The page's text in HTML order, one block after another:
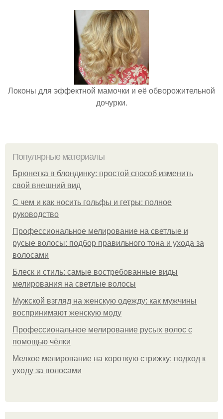
Локоны для эффектной мамочки и её обворожительной
дочурки.
Популярные материалы
Брюнетка в блондинку: простой способ изменить
свой внешний вид
С чем и как носить гольфы и гетры: полное
руководство
Профессиональное мелирование на светлые и
русые волосы: подбор правильного тона и ухода за
волосами
Блеск и стиль: самые востребованные виды
мелирования на светлые волосы
Мужской взгляд на женскую одежду: как мужчины
воспринимают женскую моду
Профессиональное мелирование русых волос с
помощью чёлки
Мелкое мелирование на короткую стрижку: подход к
уходу за волосами